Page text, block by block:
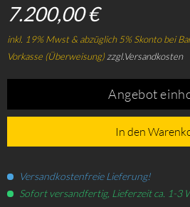
7.200,00 €
inkl. 19% Mwst & abzüglich 5% Skonto bei
Vorkasse (Überweisung)zzgl.Versandkosten
Angebot
In den
Versandkostenfreie Lieferung!
Sofort versandfertig, Lieferzeit ca. 1-3